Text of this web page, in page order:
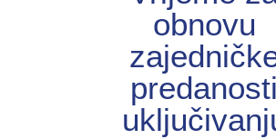
obnovu
predanosti